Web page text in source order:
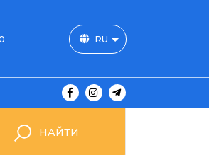
RU
НАЙТИ